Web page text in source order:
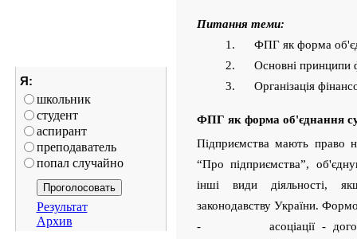
Я:
школьник
студент
аспирант
преподаватель
попал случайно
Результат
Архив
Питання теми:
1.
ФПГ як форма
2.
Основні
3.
Організація
ФПГ як форма об'єднання
Підприємства мають право
“Про підприємства”,
інші види діяльності,
законодавству України.
- асоціації - договірні